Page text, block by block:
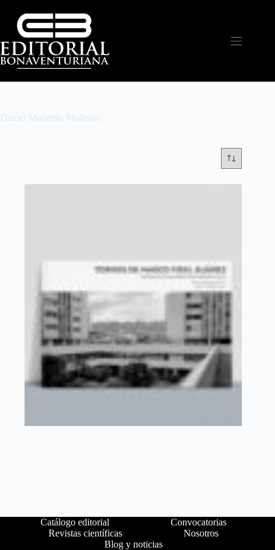
Daniel Muñetón Muñetón
Catálogo editorial
Convocatorias
Revistas científicas
Nosotros
Blog y noticias